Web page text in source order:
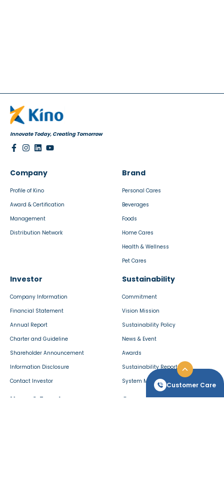
Customer Care
Innovate Today, Creating Tomorrow
Company
Profile of Kino
Award & Certification
Management
Distribution Network
Brand
Personal Cares
Beverages
Foods
Home Cares
Health & Wellness
Pet Cares
Investor
Company Information
Financial Statement
Annual Report
Charter and Guideline
Shareholder Announcement
Information Disclosure
Contact Investor
Sustainability
Commitment
Vision Mission
Sustainability Policy
News & Event
Awards
Sustainability Report
System Management Policy
News & Event Career